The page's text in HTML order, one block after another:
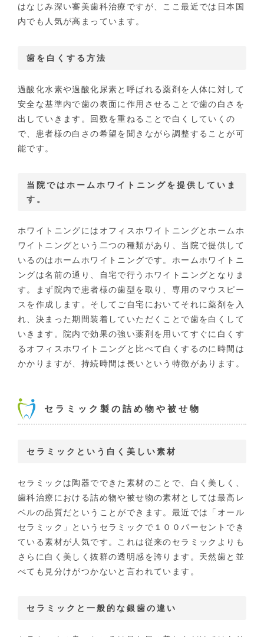
はなじみ深い審美歯科治療ですが、ここ最近では日本国
内でも人気が高まっています。
歯を白くする方法
過酸化水素や過酸化尿素と呼ばれる薬剤を人体に対して
安全な基準内で歯の表面に作用させることで歯の白さを
出していきます。回数を重ねることで白くしていくの
で、患者様の白さの希望を聞きながら調整することが可
能です。
当院ではホームホワイトニングを提供していま
す。
ホワイトニングにはオフィスホワイトニングとホームホ
ワイトニングという二つの種類があり、当院で提供して
いるのはホームホワイトニングです。ホームホワイトニ
ングは名前の通り、自宅で行うホワイトニングとなりま
す。まず院内で患者様の歯型を取り、専用のマウスピー
スを作成します。そしてご自宅においてそれに薬剤を入
れ、決まった期間装着していただくことで歯を白くして
いきます。院内で効果の強い薬剤を用いてすぐに白くす
るオフィスホワイトニングと比べて白くするのに時間は
かかりますが、持続時間は長いという特徴があります。
セラミック製の詰め物や被せ物
セラミックという白く美しい素材
セラミックは陶器でできた素材のことで、白く美しく、
歯科治療における詰め物や被せ物の素材としては最高レ
ベルの品質だということができます。最近では「オール
セラミック」というセラミックで１００パーセントでき
ている素材が人気です。これは従来のセラミックよりも
さらに白く美しく抜群の透明感を誇ります。天然歯と並
べても見分けがつかないと言われています。
セラミックと一般的な銀歯の違い